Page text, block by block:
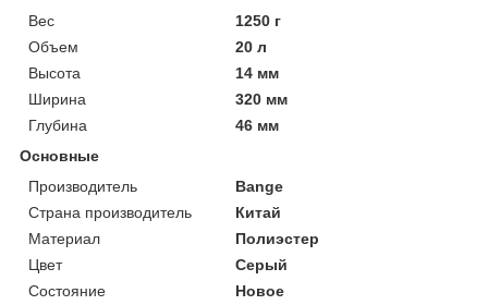
Вес
1250 г
Объем
20 л
Высота
14 мм
Ширина
320 мм
Глубина
46 мм
Основные
Производитель
Bange
Страна производитель
Китай
Материал
Полиэстер
Цвет
Серый
Состояние
Новое